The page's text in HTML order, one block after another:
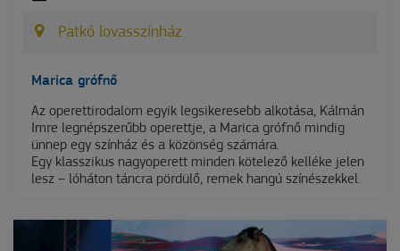
Patkó lovasszínház
Marica grófnő
Az operettirodalom egyik legsikeresebb alkotása, Kálmán
Imre legnépszerűbb operettje, a Marica grófnő mindig
ünnep egy színház és a közönség számára.
Egy klasszikus nagyoperett minden kötelező kelléke jelen
lesz – lóháton táncra pördülő, remek hangú színészekkel.